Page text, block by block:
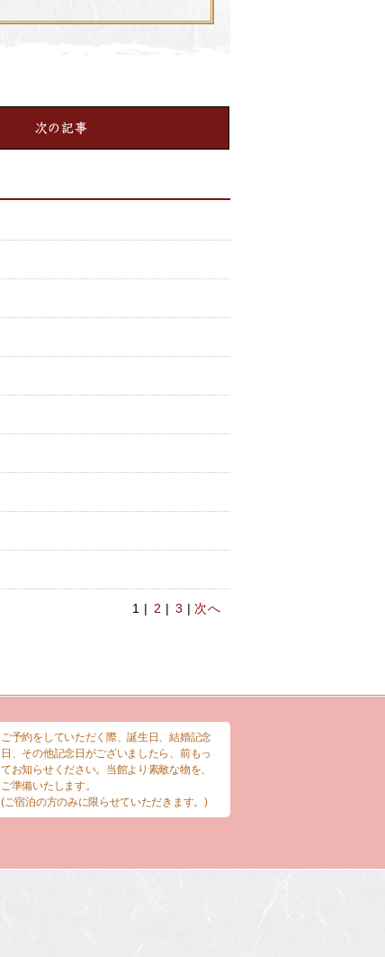
次の記事
1 | 2 | 3 | 次へ
ご予約をしていただく際、誕生日、結婚記念
日、その他記念日がございましたら、前もっ
てお知らせください。当館より素敵な物を、
ご準備いたします。
(ご宿泊の方のみに限らせていただきます。)